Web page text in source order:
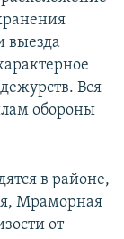
выезда
Вся
обороны
в районе,
Мраморная
от